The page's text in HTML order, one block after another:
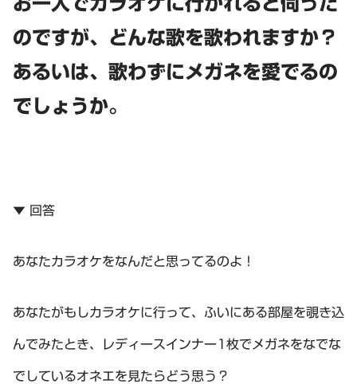
のですが、どんな歌を歌われますか？
あるいは、歌わずにメガネを愛でるの
でしょうか。
▼ 回答
あなたカラオケをなんだと思ってるのよ！
あなたがもしカラオケに行って、ふいにある部屋を覗き込
んでみたとき、レディースインナー1枚でメガネをなでな
でしているオネエを見たらどう思う？